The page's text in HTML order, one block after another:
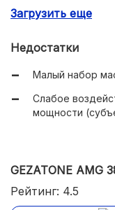
Загрузить еще
Недостатки
Малый набор
Слабое
мощности
GEZATONE AMG
Рейтинг: 4.5